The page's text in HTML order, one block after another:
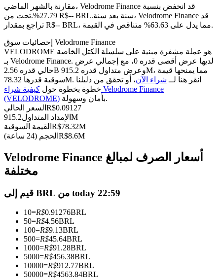
العقود الآجلة باستخدام USDC كضمان
نسخ التداول
انضم إلى أفضل المتداولين
كن متداول نسخ
استمتع بتقاسم الأرباح وعمولات نسخ التداول
مقارنة بالشهر الماضي، Velodrome Finance قد انخفض بنسبة
27.79%.تحت من R$-- BRL.سنة بعد سنة، Velodrome Finance قد
تراجع بمقدار R$-- BRL، مما يدل على 63.63% متناقص في القيمة.
إحصائيات سوق Velodrome Finance
VELODROME هو عملة مشفرة مبنية على سلسلة الكتل الخاصة
بـ Velodrome Finance. لديها عرض أقصى قدره 0، مع إجمالي عرض
حالي قدره 2.56B وعرض متداول قدره 915.2M، مما يمنحها قيمة
سوقية قدرها 78.32M. انقر هنا لــ شراء الآن، أو تحقق من دليلنا
خطوة بخطوة حول كيفية شراء Velodrome Finance
(VELODROME)
بأمان وسهولة.
السعر الحالي R$0.09127
الإمداد المتداول 915.2M
القيمة السوقية R$78.32M
الحجم (24 ساعة) R$8.6M
Velodrome Finance أسعار الصرف لمبالغ
مختلفة
قيم إلى BRL من today 22:59
10=R$0.91276BRL
50=R$4.56BRL
100=R$9.13BRL
500=R$45.64BRL
1000=R$91.28BRL
5000=R$456.38BRL
10000=R$912.77BRL
50000=R$4563.84BRL